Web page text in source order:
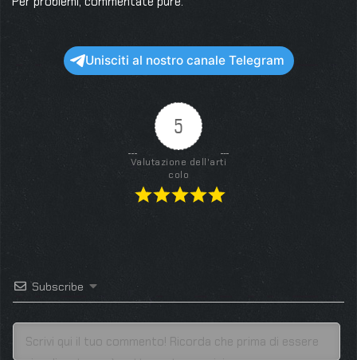
Unisciti al nostro canale Telegram
5
Valutazione dell'arti
colo
Subscribe